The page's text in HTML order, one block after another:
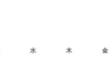
水 木 金